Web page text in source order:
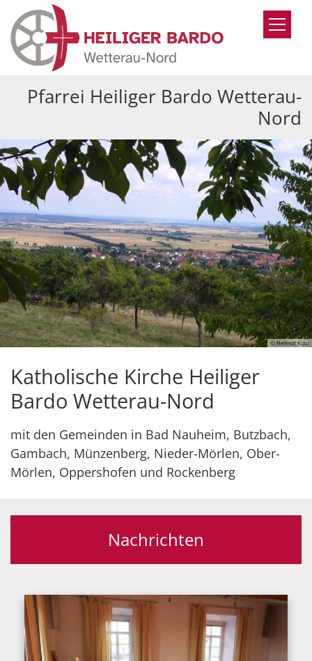
Zum Inhalt springen
Pfarrei Heiliger Bardo Wetterau-
Nord
© Helmut Kipp
Katholische Kirche Heiliger
Bardo Wetterau-Nord
mit den Gemeinden in Bad Nauheim, Butzbach,
Gambach, Münzenberg, Nieder-Mörlen, Ober-
Mörlen, Oppershofen und Rockenberg
Nachrichten